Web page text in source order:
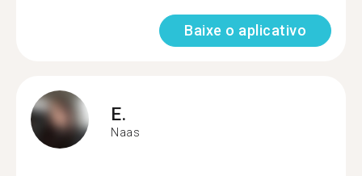
Baixe o aplicativo
E.
Naas